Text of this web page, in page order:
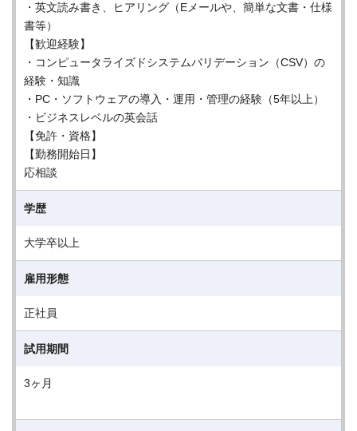
・英文読み書き、ヒアリング（Eメールや、簡単な文書・仕様
書等）
【歓迎経験】
・コンピュータライズドシステムバリデーション（CSV）の
経験・知識
・PC・ソフトウェアの導入・運用・管理の経験（5年以上）
・ビジネスレベルの英会話
【免許・資格】
【勤務開始日】
応相談
学歴
大学卒以上
雇用形態
正社員
試用期間
3ヶ月